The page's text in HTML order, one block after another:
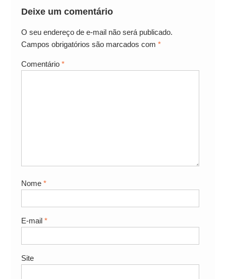
Deixe um comentário
O seu endereço de e-mail não será publicado.
Campos obrigatórios são marcados com *
Comentário *
Nome *
E-mail *
Site